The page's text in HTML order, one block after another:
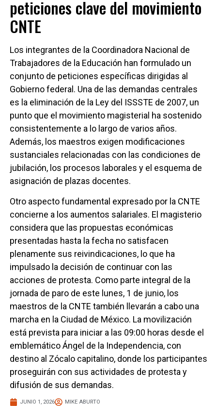
peticiones clave del movimiento
CNTE
Los integrantes de la Coordinadora Nacional de
Trabajadores de la Educación han formulado un
conjunto de peticiones específicas dirigidas al
Gobierno federal. Una de las demandas centrales
es la eliminación de la Ley del ISSSTE de 2007, un
punto que el movimiento magisterial ha sostenido
consistentemente a lo largo de varios años.
Además, los maestros exigen modificaciones
sustanciales relacionadas con las condiciones de
jubilación, los procesos laborales y el esquema de
asignación de plazas docentes.
Otro aspecto fundamental expresado por la CNTE
concierne a los aumentos salariales. El magisterio
considera que las propuestas económicas
presentadas hasta la fecha no satisfacen
plenamente sus reivindicaciones, lo que ha
impulsado la decisión de continuar con las
acciones de protesta. Como parte integral de la
jornada de paro de este lunes, 1 de junio, los
maestros de la CNTE también llevarán a cabo una
marcha en la Ciudad de México. La movilización
está prevista para iniciar a las 09:00 horas desde el
emblemático Ángel de la Independencia, con
destino al Zócalo capitalino, donde los participantes
proseguirán con sus actividades de protesta y
difusión de sus demandas.
JUNIO 1, 2026
MIKE ABURTO